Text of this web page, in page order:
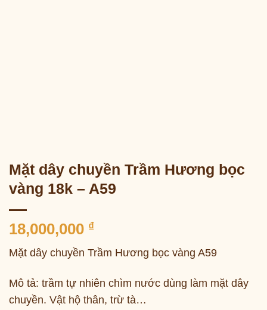
Mặt dây chuyền Trầm Hương bọc
vàng 18k – A59
18,000,000 ₫
Mặt dây chuyền Trầm Hương bọc vàng A59
Mô tả: trầm tự nhiên chìm nước dùng làm mặt dây
chuyền. Vật hộ thân, trừ tà…